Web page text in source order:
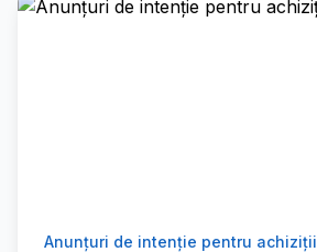
Anunțuri de intenție pentru achiziții